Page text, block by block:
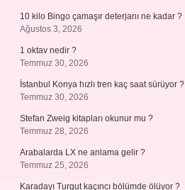
10 kilo Bingo çamaşır deterjanı ne kadar ?
Ağustos 3, 2026
1 oktav nedir ?
Temmuz 30, 2026
İstanbul Konya hızlı tren kaç saat sürüyor ?
Temmuz 30, 2026
Stefan Zweig kitapları okunur mu ?
Temmuz 28, 2026
Arabalarda LX ne anlama gelir ?
Temmuz 25, 2026
Karadayı Turgut kaçıncı bölümde ölüyor ?